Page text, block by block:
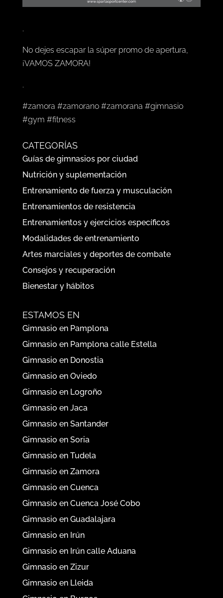
.
No dejes escapar la súper promo de apertura,
¡VAMOS ZAMORA!
.
#zamora #zamorano #zamorana #gimnasio
#gym #fitness
CATEGORÍAS
Guías de gimnasios por ciudad
Nutrición y suplementación
Entrenamiento de fuerza y musculación
Entrenamientos de resistencia
Entrenamientos y ejercicios específicos
Modalidades de entrenamiento
Artes marciales y deportes de combate
Consejos y recuperación
Bienestar y hábitos
ESTAMOS EN
Gimnasio en Pamplona
Gimnasio en Pamplona calle Estella
Gimnasio en Donostia
Gimnasio en Oviedo
Gimnasio en Logroño
Gimnasio en Jaca
Gimnasio en Santander
Gimnasio en Soria
Gimnasio en Tudela
Gimnasio en Zamora
Gimnasio en Cuenca
Gimnasio en Cuenca José Cobo
Gimnasio en Guadalajara
Gimnasio en Irún
Gimnasio en Irún calle Aduana
Gimnasio en Zizur
Gimnasio en Lleida